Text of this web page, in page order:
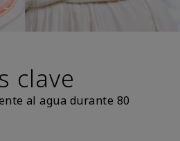
clave
al agua durante 80